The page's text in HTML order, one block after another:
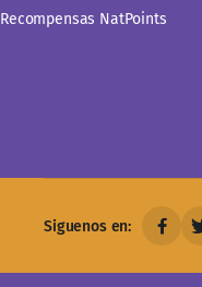
Recompensas NatPoints
Siguenos en: